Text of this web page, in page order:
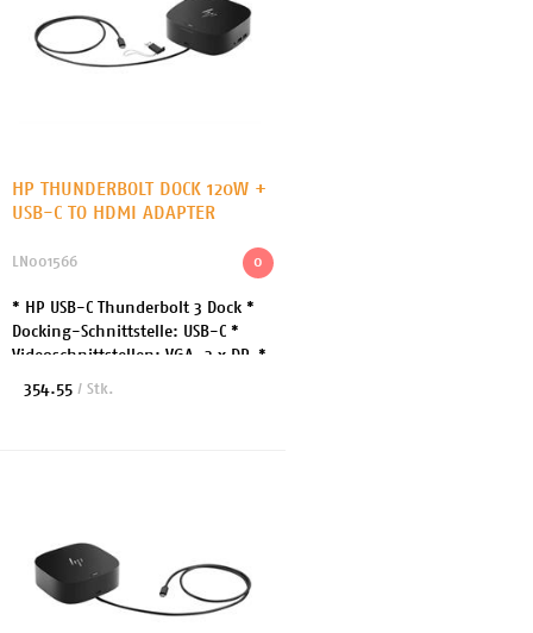
HP THUNDERBOLT DOCK 120W +
USB-C TO HDMI ADAPTER
0
LN001566
* HP USB-C Thunderbolt 3 Dock *
Docking-Schnittstelle: USB-C *
Videoschnittstellen: VGA, 2 x DP, *
Abmessungen (BxTxH): 9.8x 9.8x
354.55 / Stk.